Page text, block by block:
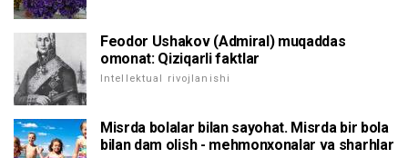
Feodor Ushakov (Admiral) muqaddas
omonat: Qiziqarli faktlar
Intellektual rivojlanishi
Misrda bolalar bilan sayohat. Misrda bir bola
bilan dam olish - mehmonxonalar va sharhlar